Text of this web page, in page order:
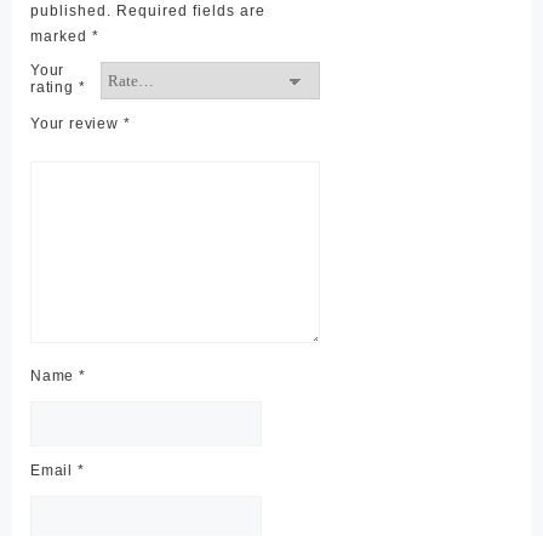
published. Required fields are
marked *
Your
rating *
Your review *
Name *
Email *